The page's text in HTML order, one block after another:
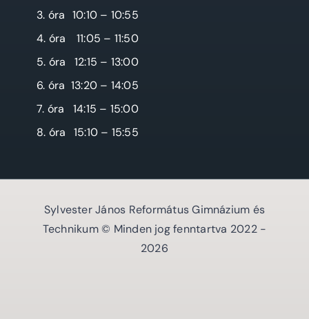
3. óra 10:10 – 10:55
4. óra
11:05 – 11:50
5. óra
12:15 – 13:00
6. óra 13:20 – 14:05
7. óra
14:15 – 15:00
8. óra
15:10 – 15:55
Sylvester János Református Gimnázium és
Technikum © Minden jog fenntartva 2022 -
2026